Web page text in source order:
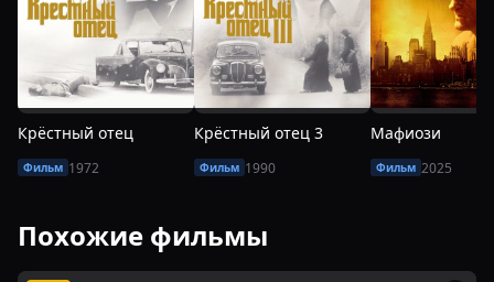
Крёстный отец
Фильм 1972
Крёстный отец 3
Фильм 1990
Мафиози
Фильм 2025
Похожие фильмы